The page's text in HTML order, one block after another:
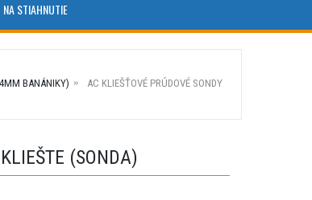
NA STIAHNUTIE
BANÁNIKY)
AC KLIEŠŤOVÉ PRÚDOVÉ SONDY
(SONDA)